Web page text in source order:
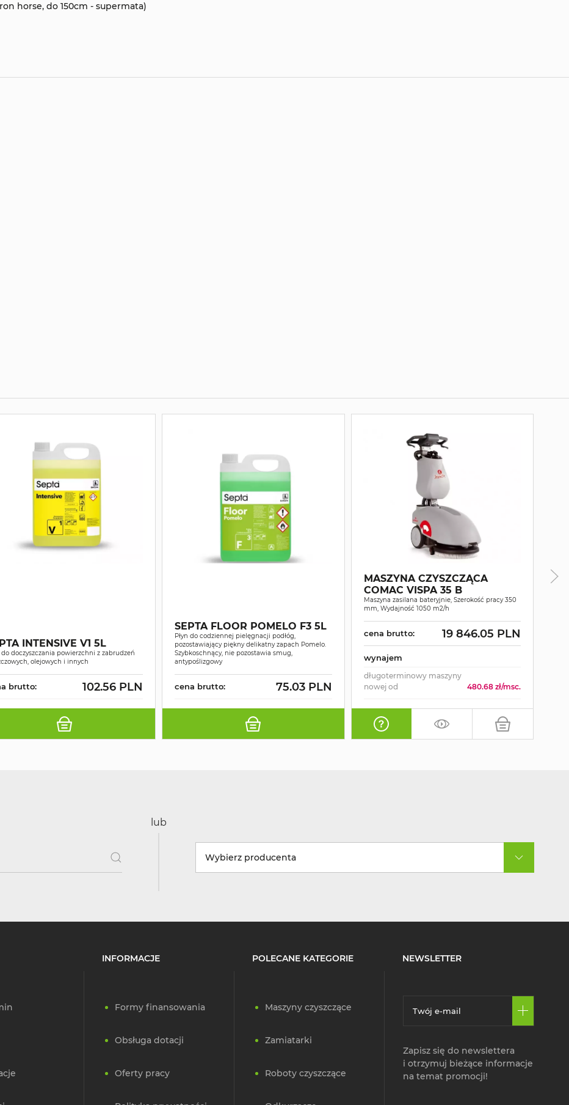
horse, do 150cm - supermata)
INTENSIVE V1 5L
do doczyszczania powierzchni z zabrudzeń
olejowych i innych
brutto: 102.56 PLN
SEPTA FLOOR POMELO F3 5L
Płyn do codziennej pielęgnacji podłóg,
pozostawiający piękny delikatny zapach Pomelo.
Szybkoschnący, nie pozostawia smug,
antypoślizgowy
cena brutto: 75.03 PLN
MASZYNA CZYSZCZĄCA
COMAC VISPA 35 B
Maszyna zasilana bateryjnie, Szerokość pracy 350
mm, Wydajność 1050 m2/h
cena brutto: 19 846.05 PLN
wynajem
długoterminowy maszyny
nowej od
480.68 zł/msc.
lub
Wybierz producenta
INFORMACJE
Formy finansowania
Obsługa dotacji
Oferty pracy
POLECANE KATEGORIE
Maszyny czyszczące
Zamiatarki
Roboty czyszczące
NEWSLETTER
Zapisz się do newslettera
i otrzymuj bieżące informacje
na temat promocji!